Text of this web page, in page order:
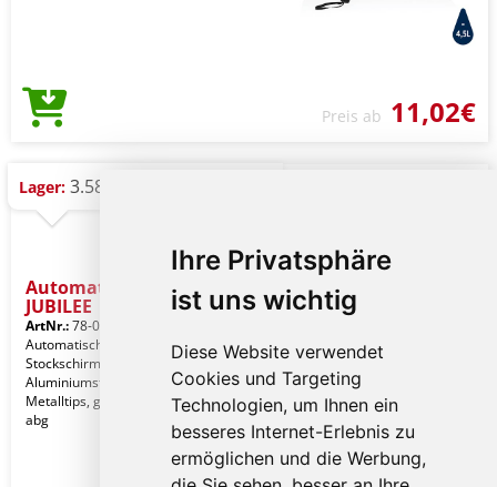
Ihre Privatsphäre
ist uns wichtig
Diese Website verwendet
Cookies und Targeting
Technologien, um Ihnen ein
besseres Internet-Erlebnis zu
ermöglichen und die Werbung,
Preis ab 11,02€
Lager: 3.582 St.
Automatik-Stockschirm
JUBILEE
ArtNr.:78-0103344
Automatischer Windproof-
Stockschirm JUBILEE :
Aluminiumstock, Fiberglasspeichen,
Metalltips, gummierter und farblich
abg